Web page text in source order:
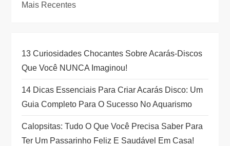
a
ã
o
d
e
Mais Recentes
13 Curiosidades Chocantes Sobre Acarás-Discos
Que Você NUNCA Imaginou!
14 Dicas Essenciais Para Criar Acarás Disco: Um
Guia Completo Para O Sucesso No Aquarismo
Calopsitas: Tudo O Que Você Precisa Saber Para
Ter Um Passarinho Feliz E Saudável Em Casa!